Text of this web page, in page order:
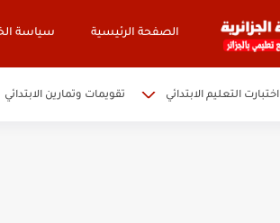
الصفحة الرئيسية سياسة
اختبارت التعليم الابتدائي تقويمات وتمارين الابتدائي